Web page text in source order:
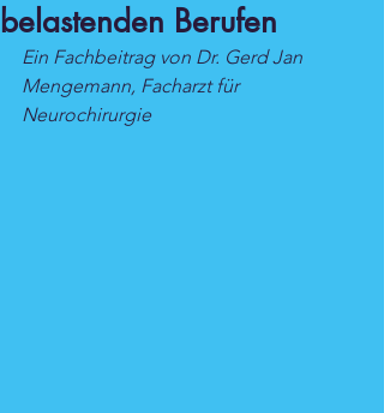
belastenden Berufen
Ein Fachbeitrag von Dr. Gerd Jan
Mengemann, Facharzt für
Neurochirurgie